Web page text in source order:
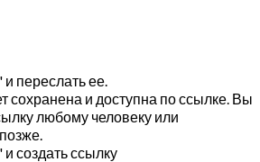
переслать ее.
сохранена и доступна по ссылке. Вы
любому человеку или
создать ссылку